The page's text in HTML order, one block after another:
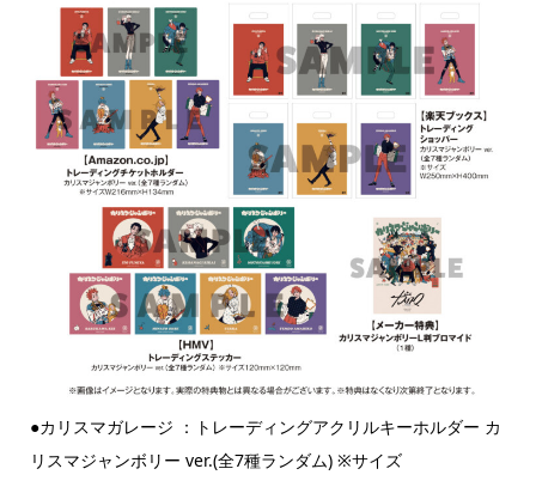
●カリスマガレージ ：トレーディングアクリルキーホルダー カ
リスマジャンボリー ver.(全7種ランダム) ※サイズ